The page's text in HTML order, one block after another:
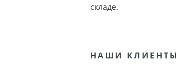
складе.
НАШИ КЛИЕНТЫ